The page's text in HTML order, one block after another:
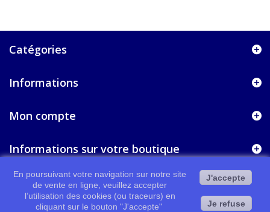
Catégories
Informations
Mon compte
Informations sur votre boutique
En poursuivant votre navigation sur notre site
de vente en ligne, veuillez accepter
l’utilisation des cookies (ou traceurs) en
cliquant sur le bouton "J'accepte"
J'accepte
Je refuse